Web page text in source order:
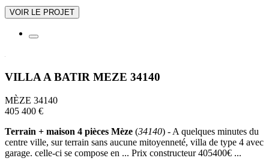
VOIR LE PROJET
VILLA A BATIR MEZE 34140
MÈZE 34140
405 400 €
Terrain + maison 4 pièces Mèze (34140) - A quelques minutes du
centre ville, sur terrain sans aucune mitoyenneté, villa de type 4 avec
garage. celle-ci se compose en ... Prix constructeur 405400€ ...